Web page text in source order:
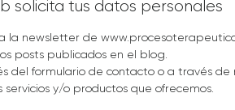
solicita tus datos personales
la newsletter de
posts publicados en el blog.
del formulario de contacto o a través de
y/o productos que ofrecemos.